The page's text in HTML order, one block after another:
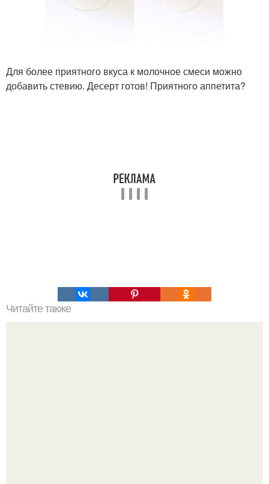
Для более приятного вкуса к молочное смеси можно
добавить стевию. Десерт готов! Приятного аппетита?
Читайте также